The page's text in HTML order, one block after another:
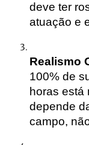
deve ter
atuação e
Realismo
100% de
horas está
depende
campo,